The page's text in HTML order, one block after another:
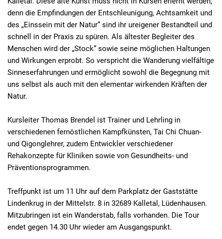
denn die Empfindungen der Entschleunigung, Achtsamkeit und
des „Einssein mit der Natur“ sind ihr ureigener Bestandteil und
schnell in der Praxis zu spüren. Als ältester Begleiter des
Menschen wird der „Stock“ sowie seine möglichen Haltungen
und Wirkungen erprobt. So verspricht die Wanderung vielfältige
Sinneserfahrungen und ermöglicht sowohl die Begegnung mit
uns selbst als auch mit den elementar wirkenden Kräften der
Natur.
Kursleiter Thomas Brendel ist Trainer und Lehrling in
verschiedenen fernöstlichen Kampfkünsten, Tai Chi Chuan-
und Qigonglehrer, zudem Entwickler verschiedener
Rehakonzepte für Kliniken sowie von Gesundheits- und
Präventionsprogrammen.
Treffpunkt ist um 11 Uhr auf dem Parkplatz der Gaststätte
Lindenkrug in der Mittelstr. 8 in 32689 Kalletal, Lüdenhausen.
Mitzubringen ist ein Wanderstab, falls vorhanden. Die Tour
endet gegen 14.30 Uhr wieder am Ausgangspunkt.